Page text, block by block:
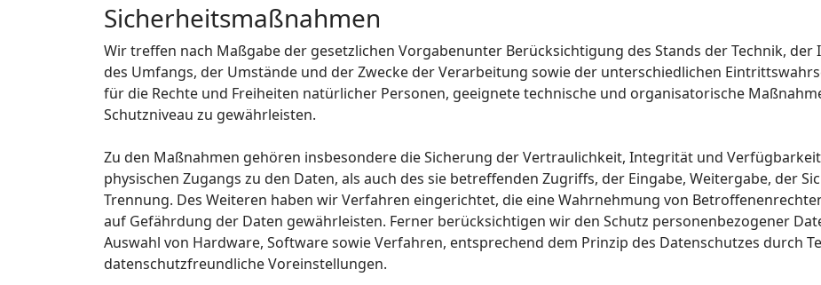
Sicherheitsmaßnahmen
Wir treffen nach Maßgabe der gesetzlichen Vorgabenunter Berücksichtigung des Stands der Technik,
des Umfangs, der Umstände und der Zwecke der Verarbeitung sowie der unterschiedlichen
für die Rechte und Freiheiten natürlicher Personen, geeignete technische und organisatorische
Schutzniveau zu gewährleisten.
Zu den Maßnahmen gehören insbesondere die Sicherung der Vertraulichkeit, Integrität und
physischen Zugangs zu den Daten, als auch des sie betreffenden Zugriffs, der Eingabe, Weitergabe, der
Trennung. Des Weiteren haben wir Verfahren eingerichtet, die eine Wahrnehmung von
auf Gefährdung der Daten gewährleisten. Ferner berücksichtigen wir den Schutz personenbezogener
Auswahl von Hardware, Software sowie Verfahren, entsprechend dem Prinzip des Datenschutzes durch
datenschutzfreundliche Voreinstellungen.